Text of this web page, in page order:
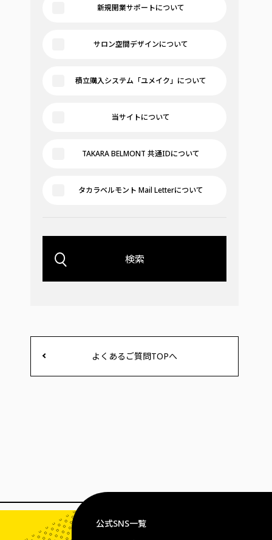
新規開業サポートについて
サロン空間デザインについて
積立購入システム「ユメイク」について
当サイトについて
TAKARA BELMONT 共通IDについて
タカラベルモント Mail Letterについて
検索
よくあるご質問TOPへ
公式SNS一覧